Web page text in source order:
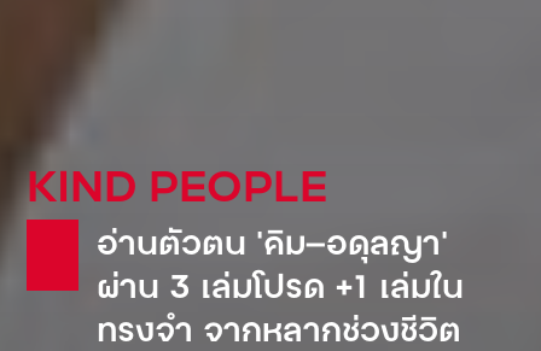
KIND PEOPLE
อ่านตัวตน ‘คิม—อดุลญา’
ผ่าน 3 เล่มโปรด +1 เล่มใน
ทรงจำ จากหลากช่วงชีวิต